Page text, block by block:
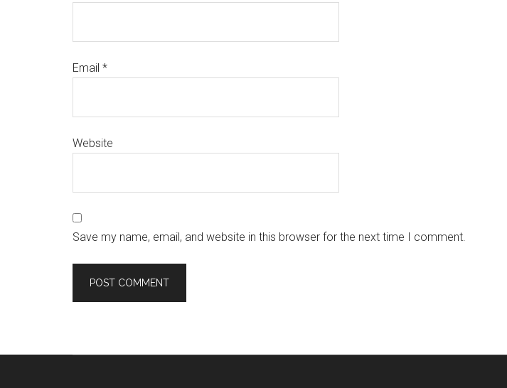
Email *
Website
Save my name, email, and website in this browser for the next time I comment.